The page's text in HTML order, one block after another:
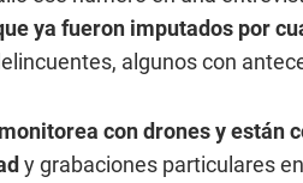
ya fueron imputados por
algunos con
con drones yestán
y grabaciones particulares